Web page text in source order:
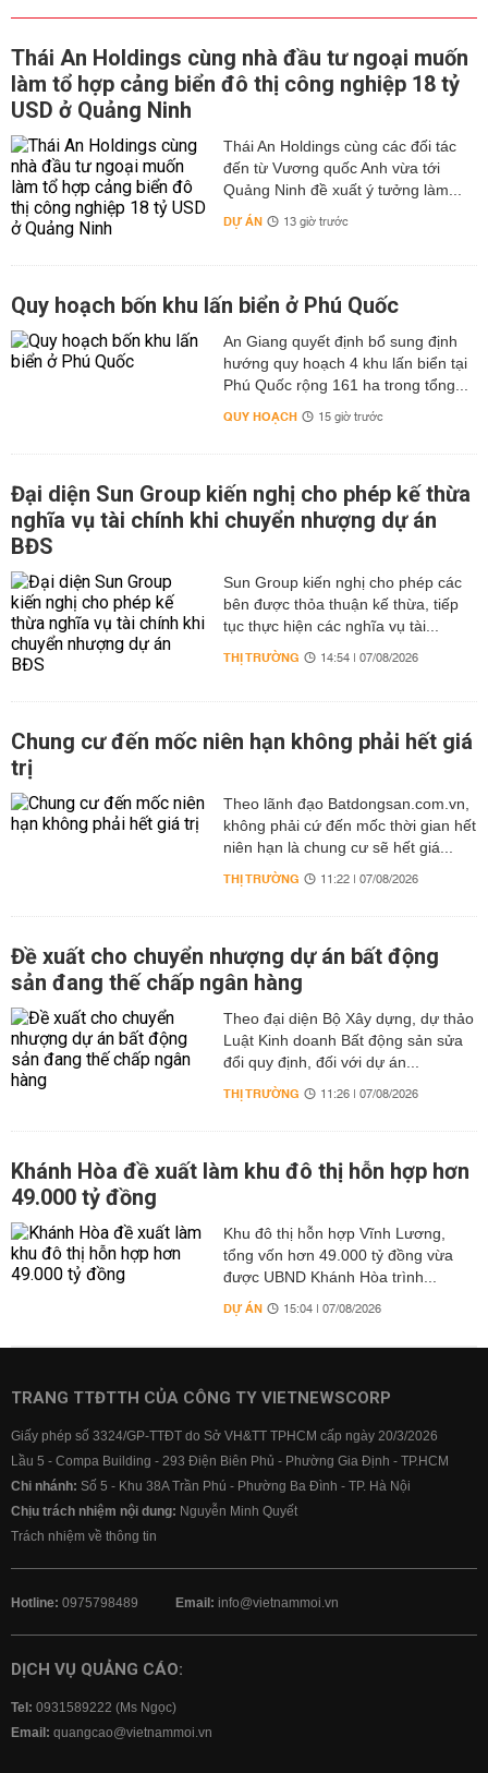
Thái An Holdings cùng nhà đầu tư ngoại muốn
làm tổ hợp cảng biển đô thị công nghiệp 18 tỷ
USD ở Quảng Ninh
Thái An Holdings cùng các đối tác
đến từ Vương quốc Anh vừa tới
Quảng Ninh đề xuất ý tưởng làm...
DỰ ÁN 13 giờ trước
Quy hoạch bốn khu lấn biển ở Phú Quốc
An Giang quyết định bổ sung định
hướng quy hoạch 4 khu lấn biển tại
Phú Quốc rộng 161 ha trong tổng...
QUY HOẠCH 15 giờ trước
Đại diện Sun Group kiến nghị cho phép kế thừa
nghĩa vụ tài chính khi chuyển nhượng dự án
BĐS
Sun Group kiến nghị cho phép các
bên được thỏa thuận kế thừa, tiếp
tục thực hiện các nghĩa vụ tài...
THỊ TRƯỜNG 14:54 | 07/08/2026
Chung cư đến mốc niên hạn không phải hết giá
trị
Theo lãnh đạo Batdongsan.com.vn,
không phải cứ đến mốc thời gian hết
niên hạn là chung cư sẽ hết giá...
THỊ TRƯỜNG 11:22 | 07/08/2026
Đề xuất cho chuyển nhượng dự án bất động
sản đang thế chấp ngân hàng
Theo đại diện Bộ Xây dựng, dự thảo
Luật Kinh doanh Bất động sản sửa
đổi quy định, đối với dự án...
THỊ TRƯỜNG 11:26 | 07/08/2026
Khánh Hòa đề xuất làm khu đô thị hỗn hợp hơn
49.000 tỷ đồng
Khu đô thị hỗn hợp Vĩnh Lương,
tổng vốn hơn 49.000 tỷ đồng vừa
được UBND Khánh Hòa trình...
DỰ ÁN 15:04 | 07/08/2026
TRANG TTĐTTH CỦA CÔNG TY VIETNEWSCORP
Giấy phép số 3324/GP-TTĐT do Sở VH&TT TPHCM cấp ngày 20/3/2026
Lầu 5 - Compa Building - 293 Điện Biên Phủ - Phường Gia Định - TP.HCM
Chi nhánh: Số 5 - Khu 38A Trần Phú - Phường Ba Đình - TP. Hà Nội
Chịu trách nhiệm nội dung: Nguyễn Minh Quyết
Trách nhiệm về thông tin
Hotline: 0975798489 Email: info@vietnammoi.vn
DỊCH VỤ QUẢNG CÁO:
Tel: 0931589222 (Ms Ngọc)
Email: quangcao@vietnammoi.vn